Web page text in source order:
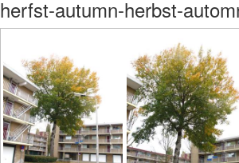
herfst-autumn-herbst-